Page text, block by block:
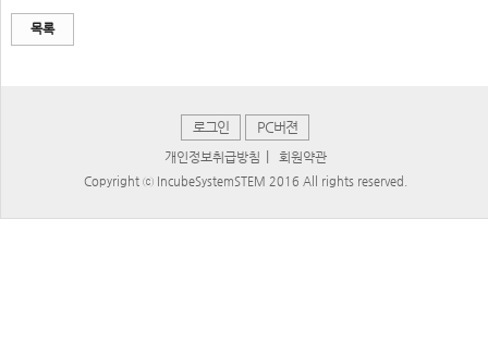
목록
로그인 PC버젼
개인정보취급방침 회원약관
Copyright ⓒ IncubeSystemSTEM 2016 All rights reserved.